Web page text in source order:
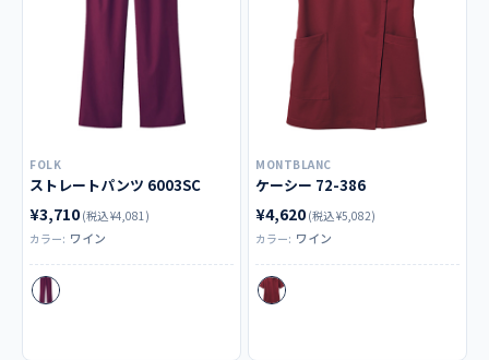
FOLK
ストレートパンツ 6003SC
¥3,710 (税込 ¥4,081)
カラー: ワイン
MONTBLANC
ケーシー 72-386
¥4,620 (税込 ¥5,082)
カラー: ワイン